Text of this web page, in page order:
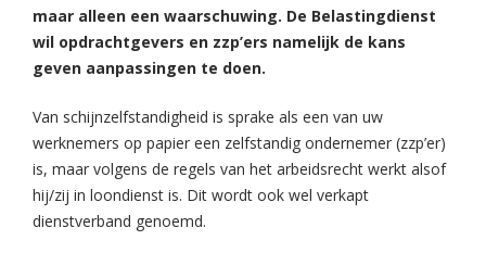
maar alleen een waarschuwing. De Belastingdienst
wil opdrachtgevers en zzp’ers namelijk de kans
geven aanpassingen te doen.
Van schijnzelfstandigheid is sprake als een van uw
werknemers op papier een zelfstandig ondernemer (zzp’er)
is, maar volgens de regels van het arbeidsrecht werkt alsof
hij/zij in loondienst is. Dit wordt ook wel verkapt
dienstverband genoemd.